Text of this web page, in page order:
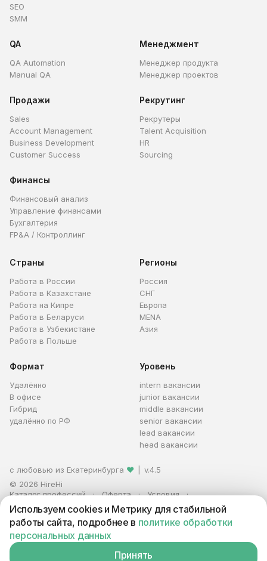
SEO
SMM
QA
QA Automation
Manual QA
Менеджмент
Менеджер продукта
Менеджер проектов
Продажи
Sales
Account Management
Business Development
Customer Success
Рекрутинг
Рекрутеры
Talent Acquisition
HR
Sourcing
Финансы
Финансовый анализ
Управление финансами
Бухгалтерия
FP&A / Контроллинг
Страны
Работа в России
Работа в Казахстане
Работа на Кипре
Работа в Беларуси
Работа в Узбекистане
Работа в Польше
Регионы
Россия
СНГ
Европа
MENA
Азия
Формат
Удалённо
В офисе
Гибрид
удалённо по РФ
Уровень
intern вакансии
junior вакансии
middle вакансии
senior вакансии
lead вакансии
head вакансии
с любовью из Екатеринбурга ❤
v.4.5
© 2026 HireHi
Каталог профессий
Оферта
Условия
Персональные данные
Реклама
ИП Захаров Антон Алексеевич · ИНН 663005711880 · ОГРНИП
321665800059102
Используем cookies и Метрику для стабильной
работы сайта, подробнее в политике обработки
персональных данных
Принять